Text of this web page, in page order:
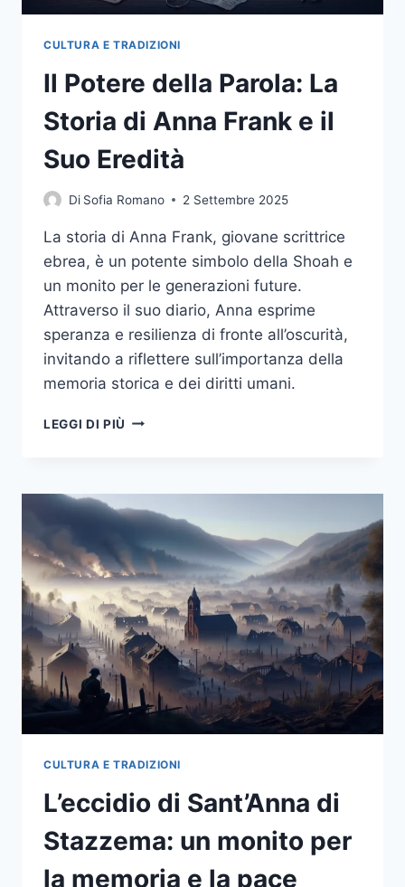
CULTURA E TRADIZIONI
Il Potere della Parola: La
Storia di Anna Frank e il
Suo Eredità
Di Sofia Romano 2 Settembre 2025
La storia di Anna Frank, giovane scrittrice
ebrea, è un potente simbolo della Shoah e
un monito per le generazioni future.
Attraverso il suo diario, Anna esprime
speranza e resilienza di fronte all’oscurità,
invitando a riflettere sull’importanza della
memoria storica e dei diritti umani.
LEGGI DI PIÙ IL
LA
STORIA
ANNA
FRANK
E
IL
SUO
EREDITÀ
CULTURA E TRADIZIONI
L’eccidio di Sant’Anna di
Stazzema: un monito per
la memoria e la pace